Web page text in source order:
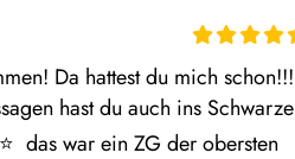
Da hattest du mich schon!!!
hast du auch ins Schwarze
das war ein ZG der obersten